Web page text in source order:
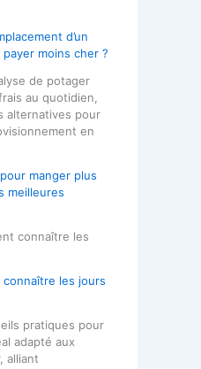
d’un
moins cher ?
manger plus
meilleures
connaître les jours